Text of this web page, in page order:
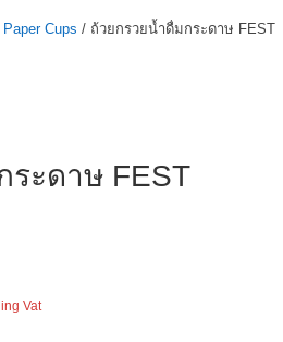
Cups
ถ้วยกรวยน้ำดื่มกระดาษ FEST
ระดาษ FEST
Vat